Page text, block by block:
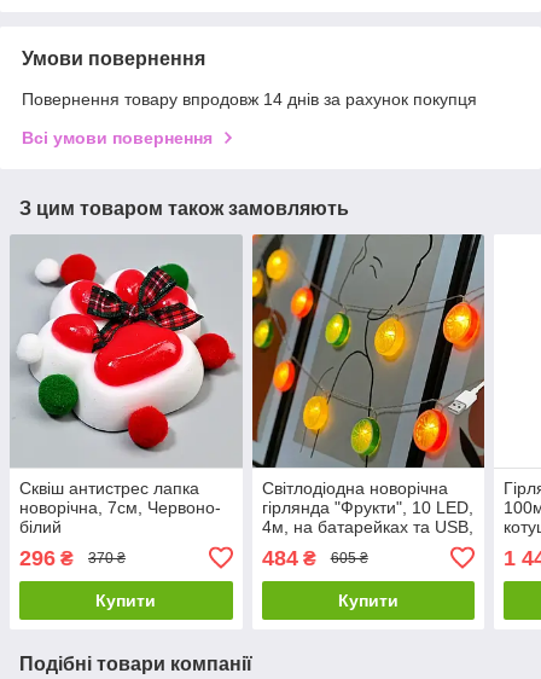
Умови повернення
Повернення товару впродовж 14 днів за рахунок покупця
Всі умови повернення
З цим товаром також замовляють
Сквіш антистрес лапка
новорічна, 7см, Червоно-
білий
296 ₴ 370 ₴
Купити
Світлодіодна новорічна
гірлянда "Фрукти", 10 LED,
4м, на батарейках та USB,
статичний режим, Теплий
білий
484₴ 605 ₴
Купити
1
Подібні товари компанії